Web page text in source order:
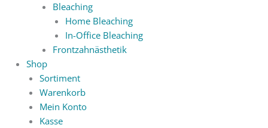
Bleaching
Home Bleaching
In-Office Bleaching
Frontzahnästhetik
Shop
Sortiment
Warenkorb
Mein Konto
Kasse